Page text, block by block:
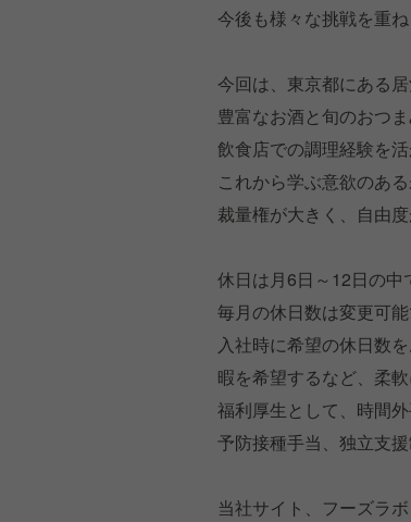
今後も様々な挑戦を重
今回は、東京都にある
豊富なお酒と旬のおつ
飲食店での調理経験を活
これから学ぶ意欲のあ
裁量権が大きく、自由度
休日は月6日～12日の中
毎月の休日数は変更可
入社時に希望の休日数
暇を希望するなど、柔軟
福利厚生として、時間
予防接種手当、独立支
当社サイト、フーズラ